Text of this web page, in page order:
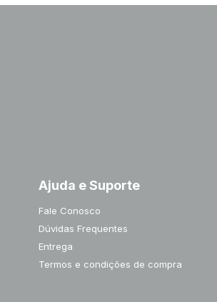
Ajuda e Suporte
Fale Conosco
Dúvidas Frequentes
Entrega
Termos e condições de compra